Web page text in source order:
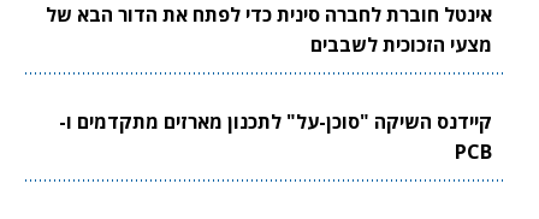
אינטל חוברת לחברה סינית כדי לפתח את הדור הבא של
מצעי הזכוכית לשבבים
קיידנס השיקה "סוכן-על" לתכנון מארזים מתקדמים ו-
PCB